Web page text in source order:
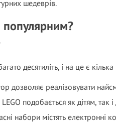
шедеврів.
популярним?
десятиліть, і на це є
дозволяє реалізовувати
подобається як дітям, так
набори містять електронні